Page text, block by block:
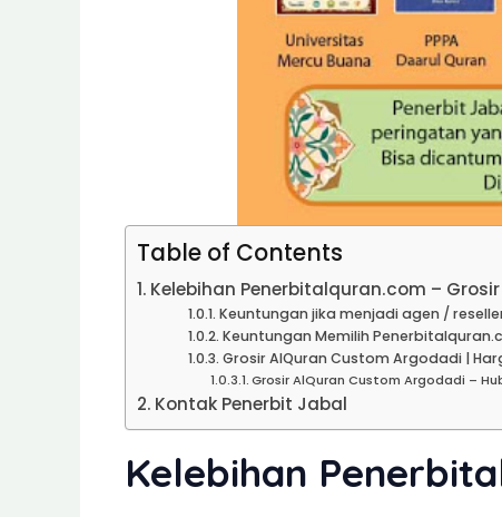
Table of Contents
Kelebihan Penerbitalquran.com –
Keuntungan jika menjadi agen /
Keuntungan Memilih
Grosir AlQuran Custom Argodadi |
Grosir AlQuran Custom Argodadi –
Kontak Penerbit Jabal
Kelebihan